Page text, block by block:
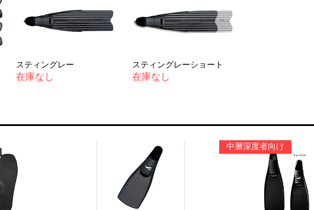
スティングレー
在庫なし
スティングレーショート
在庫なし
中層深度者向け